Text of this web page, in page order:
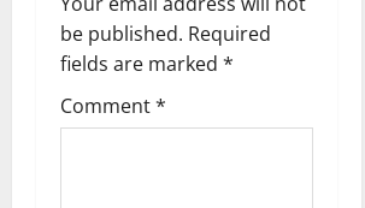
g
a
t
be published. Required
fields are marked *
Comment*